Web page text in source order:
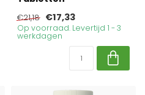
€21,18 €17,33
Op voorraad. Levertijd 1 - 3
werkdagen